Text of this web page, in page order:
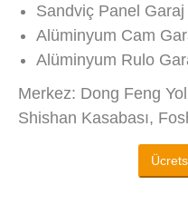
Sandviç Panel Garaj
Alüminyum Cam
Alüminyum Rulo
Merkez: Dong Feng
Shishan Kasabası,